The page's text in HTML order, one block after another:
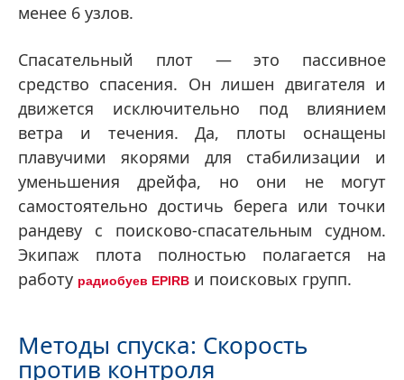
менее 6 узлов.
Спасательный плот — это пассивное
средство спасения. Он лишен двигателя и
движется исключительно под влиянием
ветра и течения. Да, плоты оснащены
плавучими якорями для стабилизации и
уменьшения дрейфа, но они не могут
самостоятельно достичь берега или точки
рандеву с поисково-спасательным судном.
Экипаж плота полностью полагается на
работу радиобуев EPIRB и поисковых групп.
Методы спуска: Скорость
против контроля